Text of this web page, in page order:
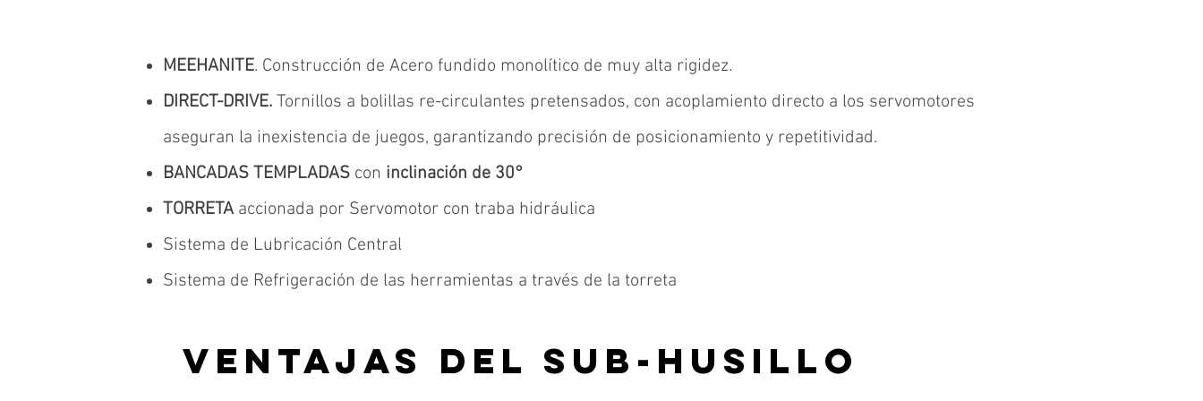
MEEHANITE. Construcción de Acero fundido monolítico de muy alta rigidez.
DIRECT-DRIVE. Tornillos a bolillas re-circulantes pretensados, con acoplamiento directo a los servomotores
aseguran la inexistencia de juegos, garantizando precisión de posicionamiento y repetitividad.
BANCADAS TEMPLADAS con inclinación de 30°
TORRETA accionada por Servomotor con traba hidráulica
Sistema de Lubricación Central
Sistema de Refrigeración de las herramientas a través de la torreta​
VENTAJAS DEL sUB-HUSILLO